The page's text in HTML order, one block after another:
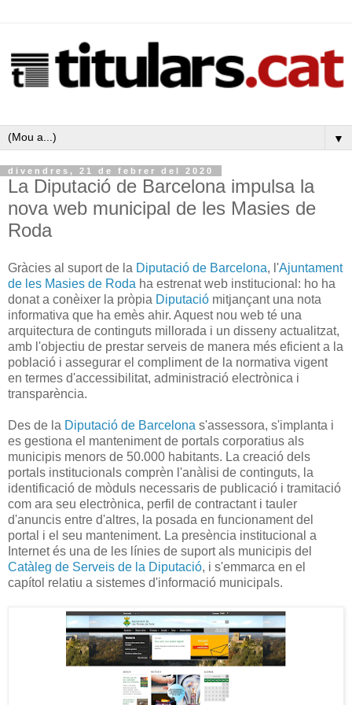
▼
divendres, 21 de febrer del 2020
La Diputació de Barcelona impulsa la
nova web municipal de les Masies de
Roda
Gràcies al suport de la Diputació de Barcelona, l'Ajuntament
de les Masies de Roda ha estrenat web institucional: ho ha
donat a conèixer la pròpia Diputació mitjançant una nota
informativa que ha emès ahir. Aquest nou web té una
arquitectura de continguts millorada i un disseny actualitzat,
amb l'objectiu de prestar serveis de manera més eficient a la
població i assegurar el compliment de la normativa vigent
en termes d'accessibilitat, administració electrònica i
transparència.
Des de la Diputació de Barcelona s'assessora, s'implanta i
es gestiona el manteniment de portals corporatius als
municipis menors de 50.000 habitants. La creació dels
portals institucionals comprèn l'anàlisi de continguts, la
identificació de mòduls necessaris de publicació i tramitació
com ara seu electrònica, perfil de contractant i tauler
d'anuncis entre d'altres, la posada en funcionament del
portal i el seu manteniment. La presència institucional a
Internet és una de les línies de suport als municipis del
Catàleg de Serveis de la Diputació, i s'emmarca en el
capítol relatiu a sistemes d'informació municipals.